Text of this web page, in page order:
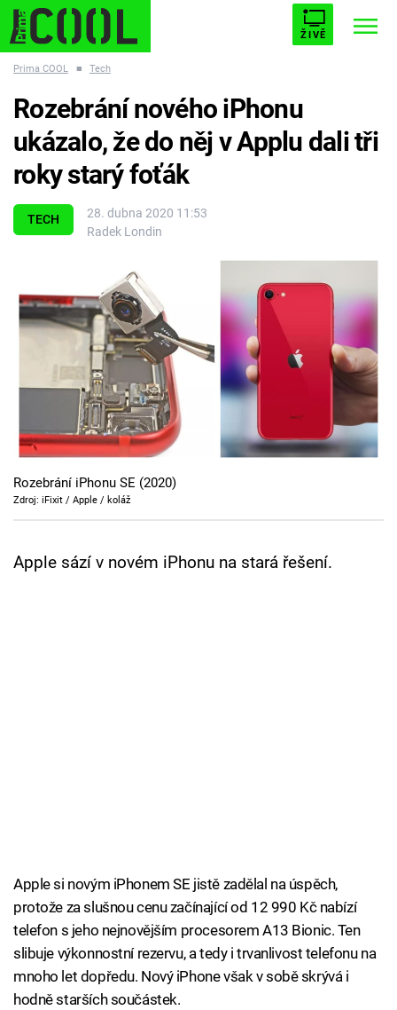
ŽIVĚ
ESCAPE PLNEJ KOTEL AVENGERS 5
Témata
Seriály
Cool Esport
Pořady
TV Program
Prima COOL ■ Tech
TECH
28. dubna 2020 11:53
Radek Londin
Rozebrání nového iPhonu
ukázalo, že do něj v Applu dali tři
roky starý foťák
Rozebrání iPhonu SE (2020)
Zdroj: iFixit / Apple / koláž
Apple sází v novém iPhonu na stará řešení.
Apple si novým iPhonem SE jistě zadělal na úspěch,
protože za slušnou cenu začínající od 12 990 Kč nabízí
telefon s jeho nejnovějším procesorem A13 Bionic. Ten
slibuje výkonnostní rezervu, a tedy i trvanlivost telefonu na
mnoho let dopředu. Nový iPhone však v sobě skrývá i
hodně starších součástek.